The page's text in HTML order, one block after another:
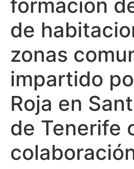
formación
de
zonas
impartido
Roja en
de Tenerife